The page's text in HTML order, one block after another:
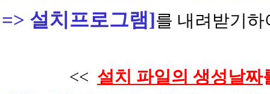
=> 설치프로그램]를 내려받기
<< 설치 파일의 생성날짜